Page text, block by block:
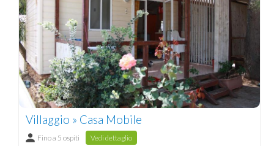
Villaggio » Casa Mobile
Fino a 5 ospiti Vedi dettaglio